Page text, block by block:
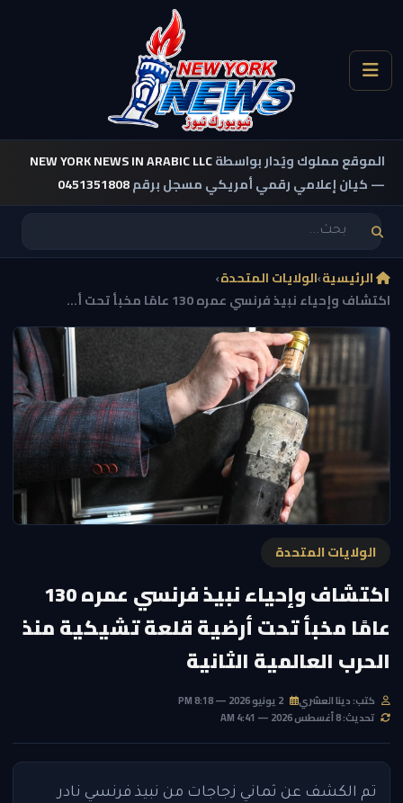
الموقع مملوك ويُدار بواسطةNEW YORK NEWS IN ARABIC LLC
— كيان إعلامي رقمي أمريكي مسجل برقم0451351808
الرئيسية›الولايات المتحدة›
اكتشاف وإحياء نبيذ فرنسي عمره 130 عامًا مخبأ تحت أ...
الولايات المتحدة
اكتشاف وإحياء نبيذ فرنسي عمره 130
عامًا مخبأ تحت أرضية قلعة تشيكية منذ
الحرب العالمية الثانية
كتب: دينا العشري
تحديث: 8 أغسطس 2026 — 4:41 AM
تم الكشف عن ثماني زجاجات من نبيذ فرنسي نادر